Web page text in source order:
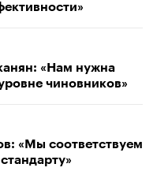
«Нам нужна
чиновников»
«Мы соответствуем